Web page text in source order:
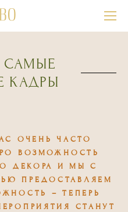
САМЫЕ
КАДРЫ
ОЧЕНЬ ЧАСТО
ВОЗМОЖНОСТЬ
ДЕКОРА И МЫ С
ПРЕДОСТАВЛЯЕМ
– ТЕПЕРЬ
СТАНУТ